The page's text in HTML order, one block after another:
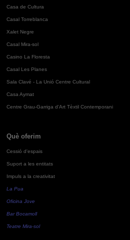
Casa de Cultura
Casal Torreblanca
Xalet Negre
Casal Mira-sol
Casino La Floresta
Casal Les Planes
Sala Clavé - La Unió Centre Cultural
Casa Aymat
Centre Grau-Garriga d'Art Tèxtil Contemporani
Què oferim
Cessió d'espais
Suport a les entitats
Impuls a la creativitat
La Pua
Oficina Jove
Bar Bocamoll
Teatre Mira-sol